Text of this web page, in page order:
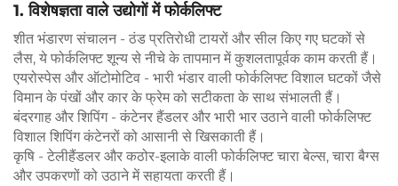
1. विशेषज्ञता वाले उद्योगों में फोर्कलिफ्ट
शीत भंडारण संचालन - ठंड प्रतिरोधी टायरों और सील किए गए घटकों से
लैस, ये फोर्कलिफ्ट शून्य से नीचे के तापमान में कुशलतापूर्वक काम करती हैं।
एयरोस्पेस और ऑटोमोटिव - भारी भंडार वाली फोर्कलिफ्ट विशाल घटकों जैसे
विमान के पंखों और कार के फ्रेम को सटीकता के साथ संभालती हैं।
बंदरगाह और शिपिंग - कंटेनर हैंडलर और भारी भार उठाने वाली फोर्कलिफ्ट
विशाल शिपिंग कंटेनरों को आसानी से खिसकाती हैं।
कृषि - टेलीहैंडलर और कठोर-इलाके वाली फोर्कलिफ्ट चारा बेल्स, चारा बैग्स
और उपकरणों को उठाने में सहायता करती हैं।